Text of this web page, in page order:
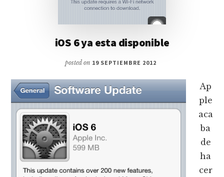
iOS 6 ya esta disponible
posted on 19 SEPTIEMBRE 2012
Ap
ple
aca
ba
de
ha
cer